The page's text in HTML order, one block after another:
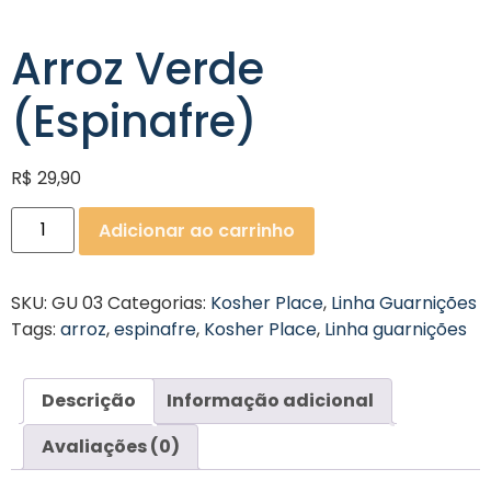
Arroz Verde
(Espinafre)
R$ 29,90
Adicionar ao carrinho
SKU: GU 03Categorias: Kosher Place, Linha Guarnições
Tags: arroz,espinafre, Kosher Place, Linha guarnições
Descrição
Informação adicional
Avaliações (0)